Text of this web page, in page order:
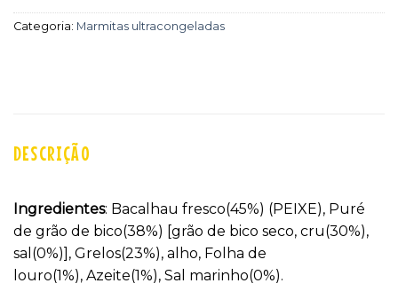
Categoria: Marmitas ultracongeladas
DESCRIÇÃO
Ingredientes: Bacalhau fresco(45%) (PEIXE), Puré
de grão de bico(38%) [grão de bico seco, cru(30%),
sal(0%)], Grelos(23%), alho, Folha de
louro(1%), Azeite(1%), Sal marinho(0%).